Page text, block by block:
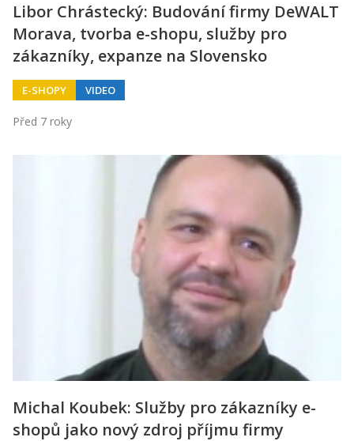
Libor Chrástecký: Budování firmy DeWALT
Morava, tvorba e-shopu, služby pro
zákazníky, expanze na Slovensko
E-SHOPY VIDEO
Před 7 roky
Michal Koubek: Služby pro zákazníky e-
shopů jako nový zdroj příjmu firmy